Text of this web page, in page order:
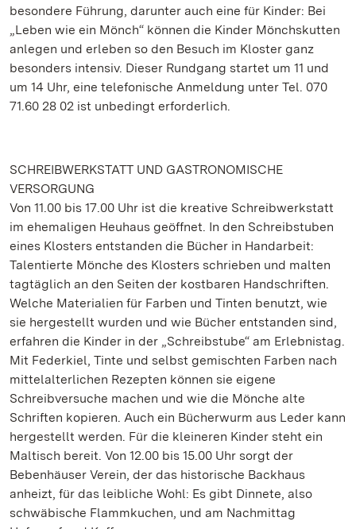
besondere Führung, darunter auch eine für Kinder: Bei
„Leben wie ein Mönch“ können die Kinder Mönchskutten
anlegen und erleben so den Besuch im Kloster ganz
besonders intensiv. Dieser Rundgang startet um 11 und
um 14 Uhr, eine telefonische Anmeldung unter Tel. 070
71.60 28 02 ist unbedingt erforderlich.
SCHREIBWERKSTATT UND GASTRONOMISCHE
VERSORGUNG
Von 11.00 bis 17.00 Uhr ist die kreative Schreibwerkstatt
im ehemaligen Heuhaus geöffnet. In den Schreibstuben
eines Klosters entstanden die Bücher in Handarbeit:
Talentierte Mönche des Klosters schrieben und malten
tagtäglich an den Seiten der kostbaren Handschriften.
Welche Materialien für Farben und Tinten benutzt, wie
sie hergestellt wurden und wie Bücher entstanden sind,
erfahren die Kinder in der „Schreibstube“ am Erlebnistag.
Mit Federkiel, Tinte und selbst gemischten Farben nach
mittelalterlichen Rezepten können sie eigene
Schreibversuche machen und wie die Mönche alte
Schriften kopieren. Auch ein Bücherwurm aus Leder kann
hergestellt werden. Für die kleineren Kinder steht ein
Maltisch bereit. Von 12.00 bis 15.00 Uhr sorgt der
Bebenhäuser Verein, der das historische Backhaus
anheizt, für das leibliche Wohl: Es gibt Dinnete, also
schwäbische Flammkuchen, und am Nachmittag